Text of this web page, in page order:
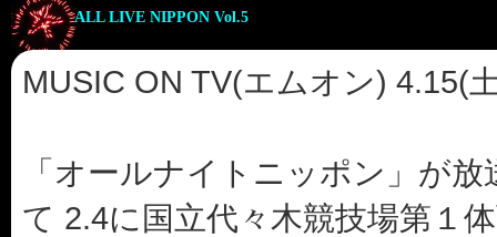
ALL LIVE NIPPON Vol.5
MUSIC ON TV(エムオン) 4.15(
「オールナイトニッポン」が
て 2.4に国立代々木競技場第１